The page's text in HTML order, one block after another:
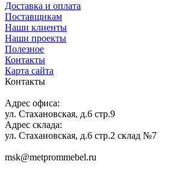
Доставка и оплата
Поставщикам
Наши клиенты
Наши проекты
Полезное
Контакты
Карта сайта
Контакты
Адрес офиса:
ул. Стахановская, д.6 стр.9
Адрес склада:
ул. Стахановская, д.6 стр.2 склад №7
msk@metprommebel.ru